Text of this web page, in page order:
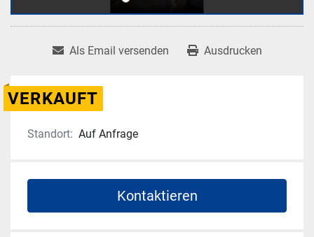
Als Email versenden Ausdrucken
VERKAUFT
Standort: Auf Anfrage
Kontaktieren